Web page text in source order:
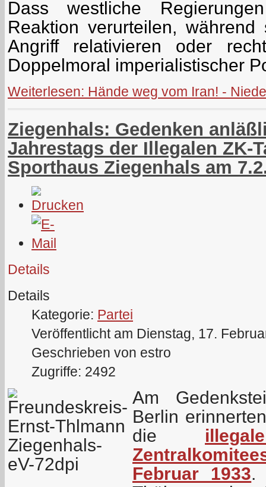
Dass westliche
Reaktion verurteilen,
Angriff relativieren oder
Doppelmoral imperialistischer
Weiterlesen: Hände weg vom Iran! -
Ziegenhals: Gedenken
Jahrestags der Illegalen ZK-
Sporthaus Ziegenhals am
Details
Details
Kategorie: Partei
Veröffentlicht am Dienstag, 17.
Geschrieben von estro
Zugriffe: 2492
Am
Berlin
die
Februar 1933.